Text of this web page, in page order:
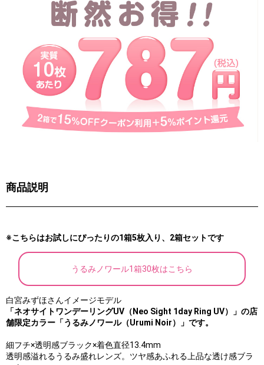
商品説明
※こちらはお試しにぴったりの1箱5枚入り、2箱セットです
うるみノワール1箱30枚はこちら
⽩宮みずほさんイメージモデル
「ネオサイトワンデーリングUV（Neo Sight 1day Ring UV）」の店
舗限定カラー「うるみノワール（Urumi Noir）」です。
細フチ×透明感ブラック×着色直径13.4mm
透明感溢れるうるみ盛れレンズ。ツヤ感あふれる上品な透け感ブラ